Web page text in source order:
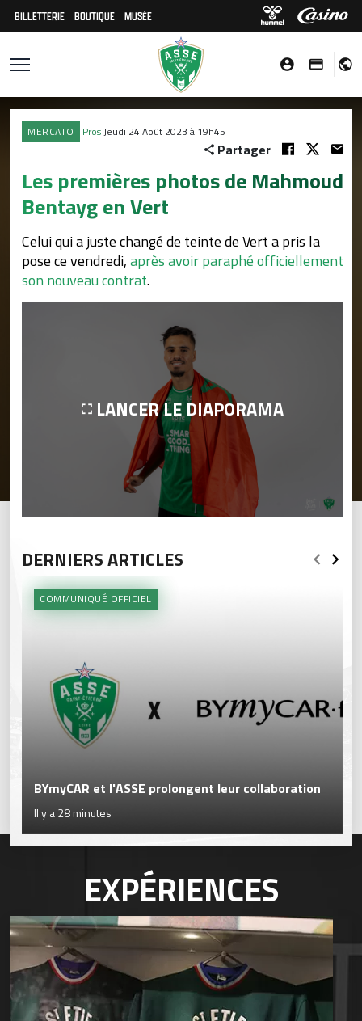
BILLETTERIE BOUTIQUE MUSÉE
MERCATO ProsJeudi 24 Août 2023 à 19h45
Partager
Les premières photos de Mahmoud
Bentayg en Vert
Celui qui a juste changé de teinte de Vert a pris la
pose ce vendredi,après avoir paraphé officiellement
son nouveau contrat.
LANCER LE DIAPORAMA
DERNIERS ARTICLES
COMMUNIQUÉ OFFICIEL
BYmyCAR et l'ASSE prolongent leur collaboration
Il y a 28 minutes
EXPÉRIENCES